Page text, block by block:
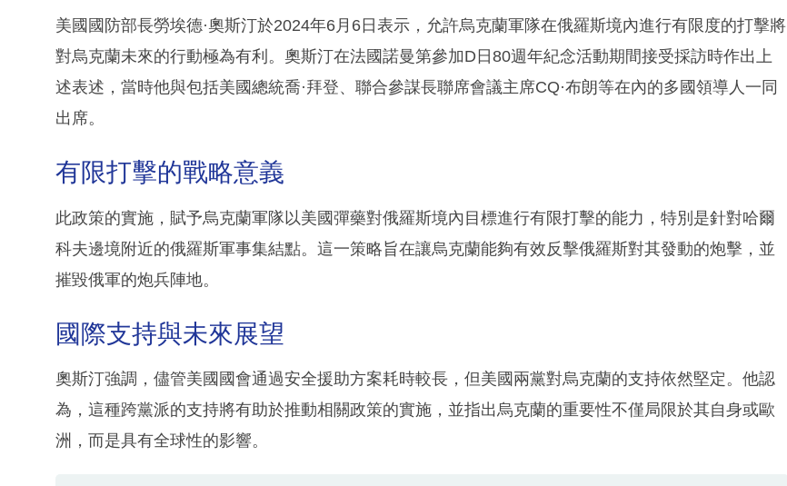
美國國防部長勞埃德·奧斯汀於2024年6月6日表示，允許烏克蘭軍隊在俄羅斯境內進行有限度的打擊將
對烏克蘭未來的行動極為有利。奧斯汀在法國諾曼第參加D日80週年紀念活動期間接受採訪時作出上
述表述，當時他與包括美國總統喬·拜登、聯合參謀長聯席會議主席CQ·布朗等在內的多國領導人一同
出席。
有限打擊的戰略意義
此政策的實施，賦予烏克蘭軍隊以美國彈藥對俄羅斯境內目標進行有限打擊的能力，特別是針對哈爾
科夫邊境附近的俄羅斯軍事集結點。這一策略旨在讓烏克蘭能夠有效反擊俄羅斯對其發動的炮擊，並
摧毀俄軍的炮兵陣地。
國際支持與未來展望
奧斯汀強調，儘管美國國會通過安全援助方案耗時較長，但美國兩黨對烏克蘭的支持依然堅定。他認
為，這種跨黨派的支持將有助於推動相關政策的實施，並指出烏克蘭的重要性不僅局限於其自身或歐
洲，而是具有全球性的影響。